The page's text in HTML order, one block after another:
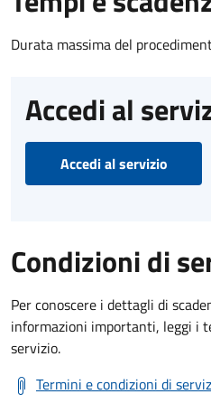
Durata massima del
Accedi al
Accedi al servizio
Condizioni di
Per conoscere i dettagli di
informazioni importanti, leggi i
servizio.
Termini e condizioni di